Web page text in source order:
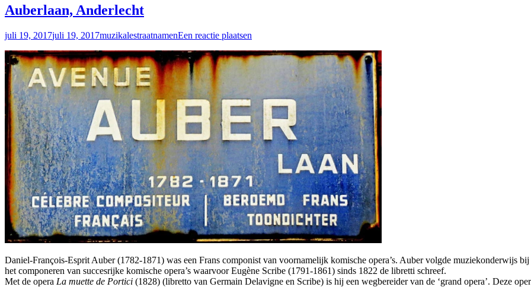
Auberlaan, Anderlecht
juli 19, 2017juli 19, 2017muzikalestraatnamenEen reactie plaatsen
Daniel-François-Esprit Auber (1782-1871) was een Frans componist van voornamelijk komische opera’s. Auber volgde muziekonderwijs
het componeren van succesrijke komische opera’s waarvoor Eugène Scribe (1791-1861) sinds 1822 de libretti schreef.
Met de opera La muette de Portici (1828) (libretto van Germain Delavigne en Scribe) is hij een wegbereider van de ‘grand opera’. Deze